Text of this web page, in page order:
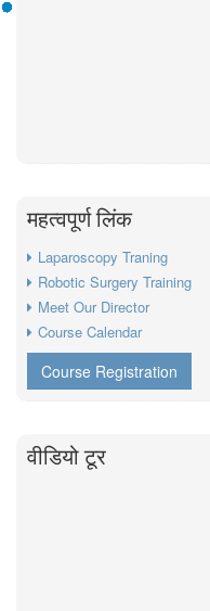
महत्वपूर्ण लिंक
Laparoscopy Traning
Robotic Surgery Training
Meet Our Director
Course Calendar
Course Registration
वीडियो टूर